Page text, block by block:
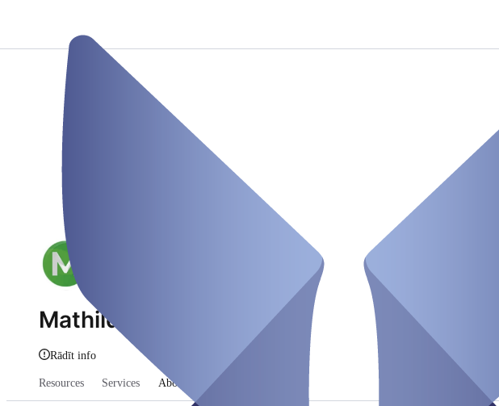
Mathildenhof
Rādīt info
Resources Services Abonementi